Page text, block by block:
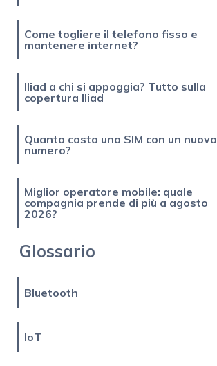
Come togliere il telefono fisso e
mantenere internet?
Iliad a chi si appoggia? Tutto sulla
copertura Iliad
Quanto costa una SIM con un nuovo
numero?
Miglior operatore mobile: quale
compagnia prende di più a agosto
2026?
Glossario
Bluetooth
IoT